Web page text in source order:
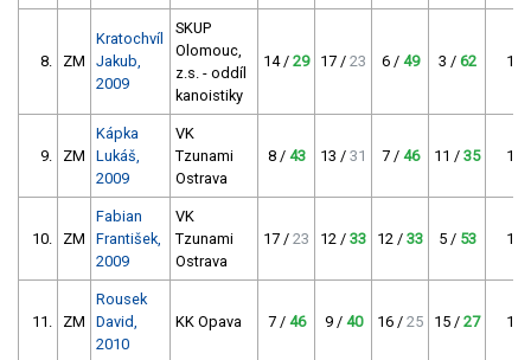
8. ZM
Kratochvíl
Jakub,
2009
SKUP
Olomouc,
z.s. - oddíl
kanoistiky
14 / 29 17 / 23 6 / 49 3 / 62 140
9. ZM
Kápka
Lukáš,
2009
VK
Tzunami
Ostrava
8 / 43 13 / 31 7 / 46 11 / 35 124
10. ZM
Fabian
František,
2009
VK
Tzunami
Ostrava
17 / 23 12 / 33 12 / 33 5 / 53 119
11. ZM
Rousek
David,
2010
KK Opava 7 / 46 9 / 40 16 / 25 15 / 27 113